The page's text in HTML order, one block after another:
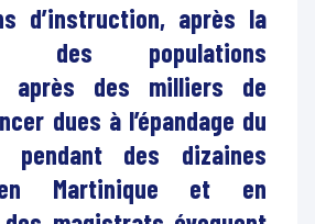
d’instruction, après la
des populations
après des milliers de
dues à l’épandage du
pendant des dizaines
en Martinique et en